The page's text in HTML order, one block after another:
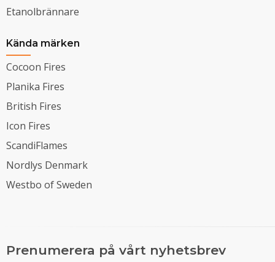
Etanolbrännare
Kända märken
Cocoon Fires
Planika Fires
British Fires
Icon Fires
ScandiFlames
Nordlys Denmark
Westbo of Sweden
Prenumerera på vårt nyhetsbrev